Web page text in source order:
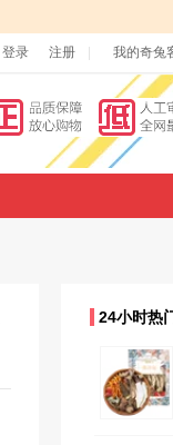
登录 注册 我的奇兔
24小时热